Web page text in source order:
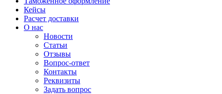
Кейсы
Расчет доставки
О нас
Новости
Статьи
Отзывы
Вопрос-ответ
Контакты
Реквизиты
Задать вопрос